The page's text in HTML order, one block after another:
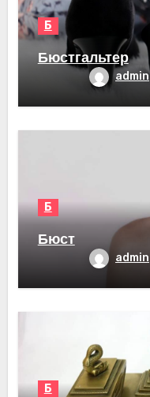
Б
Бюстгальтер
admin
Б
Бюст
admin
Б